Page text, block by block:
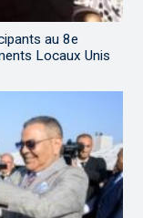
au 8e
Locaux Unis